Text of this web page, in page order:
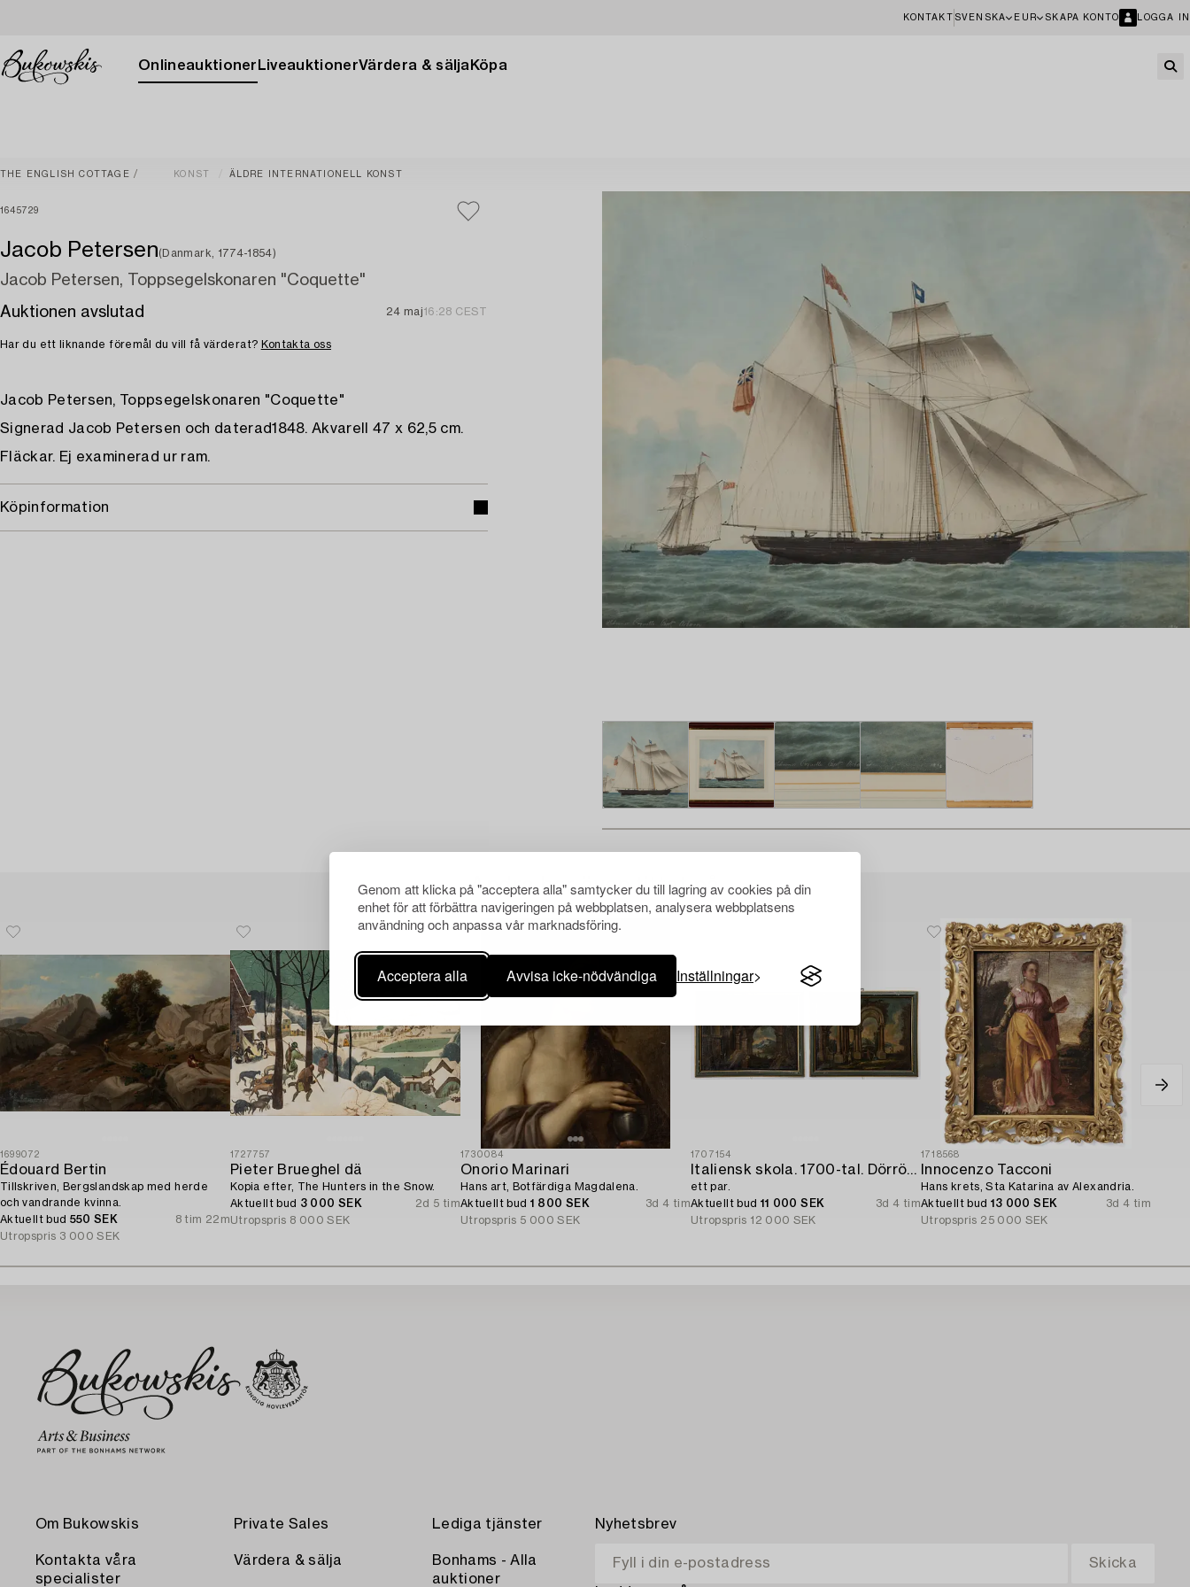
Genom att klicka på "acceptera alla" samtycker du till lagring av cookies på din
enhet för att förbättra navigeringen på webbplatsen, analysera webbplatsens
användning och anpassa vår marknadsföring.
Acceptera alla Avvisa icke-nödvändiga Inställningar
KONTAKT SVENSKA EUR SKAPA KONTO LOGGA IN
Onlineauktioner LiveauktionerVärdera & sälja Köpa
THE ENGLISH COTTAGE KONST ÄLDRE INTERNATIONELL KONST
1645729
Jacob Petersen(Danmark, 1774-1854)
Jacob Petersen, Toppsegelskonaren "Coquette"
Auktionen avslutad
24 maj16:28 CEST
Har du ett liknande föremål du vill få värderat? Kontakta oss
Jacob Petersen, Toppsegelskonaren "Coquette"
Signerad Jacob Petersen och daterad1848. Akvarell 47 x 62,5 cm.
Fläckar. Ej examinerad ur ram.
Köpinformation
Andra har även tittat på
1699072
Édouard Bertin
Tillskriven, Bergslandskap med herde
och vandrande kvinna.
Aktuellt bud 550 SEK
8 tim 22m
Utropspris 3 000 SEK
1727757
Pieter Brueghel dä
Kopia efter, The Hunters in the Snow.
Aktuellt bud 3 000 SEK
2d 5 tim
Utropspris 8 000 SEK
1730084
Onorio Marinari
Hans art, Botfärdiga Magdalena.
Aktuellt bud 1 800 SEK
3d 4 tim
Utropspris 5 000 SEK
1707154
Italiensk skola. 1700-tal. Dörröverstycken,
ett par.
Aktuellt bud 11 000 SEK
3d 4 tim
Utropspris 12 000 SEK
1718568
Innocenzo Tacconi
Hans krets, Sta Katarina av Alexandria.
Aktuellt bud 13 000 SEK
3d 4 tim
Utropspris 25 000 SEK
Om Bukowskis
Kontakta våra
specialister
Private Sales
Värdera & sälja
Lediga tjänster
Bonhams - Alla
auktioner
Nyhetsbrev